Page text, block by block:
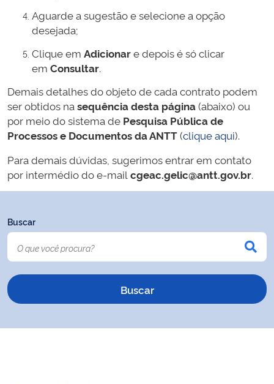
Aguarde a sugestão e selecione a opção
desejada;
Clique em Adicionare depois é só clicar
em Consultar.
Demais detalhes do objeto de cada contrato podem
ser obtidos nasequência desta página(abaixo) ou
por meio do sistema de Pesquisa Pública de
Processos e Documentos da ANTT(clique aqui).
Para demais dúvidas, sugerimos entrar em contato
por intermédio do e-mail cgeac.gelic@antt.gov.br.
Buscar